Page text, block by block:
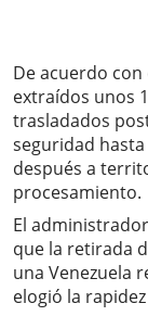
De acuerdo
extraídos unos
trasladados
seguridad
después a
procesamiento.
El
que la retirada
una Venezuela
elogió la